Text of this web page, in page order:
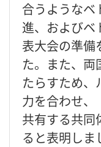
合うようなベ
進、およびベ
表大会の準備
た。また、両
たらすため、
力を合わせ、
共有する共同
ると表明しま